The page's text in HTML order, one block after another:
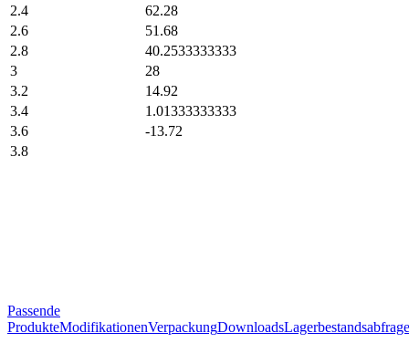
2.4
62.28
2.6
51.68
2.8
40.2533333333
3
28
3.2
14.92
3.4
1.01333333333
3.6
-13.72
3.8
Passende
ProdukteModifikationenVerpackungDownloadsLagerbestandsabfrage